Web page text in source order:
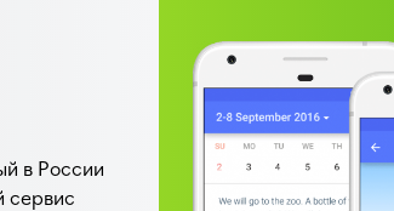
в России
сервис